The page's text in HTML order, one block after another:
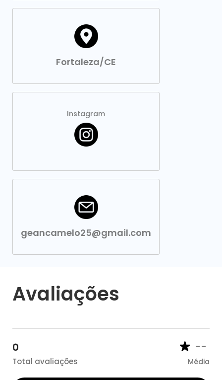
Fortaleza/CE
Instagram
geancamelo25@gmail.com
Avaliações
0
Total avaliações
--
Média